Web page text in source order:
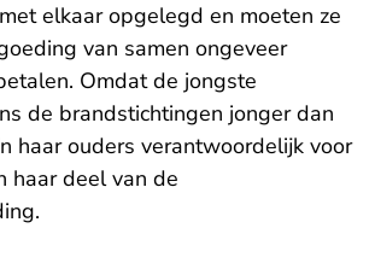
elkaar opgelegd en moeten ze
van samen ongeveer
Omdat de jongste
de brandstichtingen jonger dan
haar ouders verantwoordelijk voor
haar deel van de